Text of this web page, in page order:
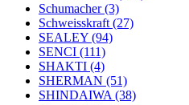
Schumacher(3)
Schweisskraft (27)
SEALEY (94)
SENCI (111)
SHAKTI (4)
SHERMAN (51)
SHINDAIWA (38)